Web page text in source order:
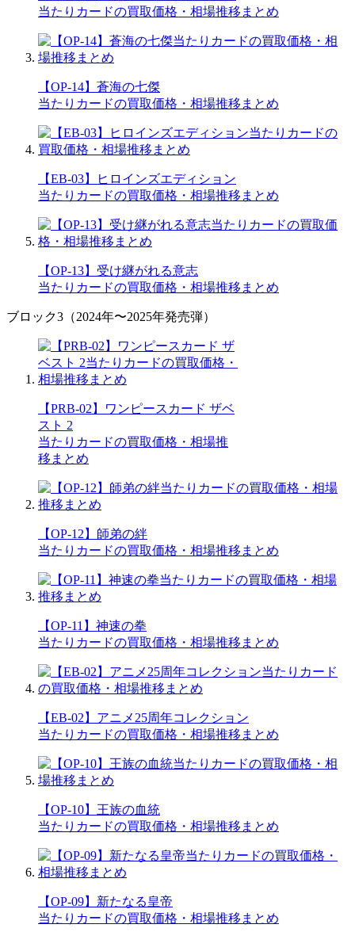
当たりカードの買取価格・相場推移まとめ
【OP-14】蒼海の七傑
当たりカードの買取価格・相場推移まとめ
【EB-03】ヒロインズエディション
当たりカードの買取価格・相場推移まとめ
【OP-13】受け継がれる意志
当たりカードの買取価格・相場推移まとめ
ブロック3（2024年〜2025年発売弾）
【PRB-02】ワンピースカード ザベ
スト 2
当たりカードの買取価格・相場推
移まとめ
【OP-12】師弟の絆
当たりカードの買取価格・相場推移まとめ
【OP-11】神速の拳
当たりカードの買取価格・相場推移まとめ
【EB-02】アニメ25周年コレクション
当たりカードの買取価格・相場推移まとめ
【OP-10】王族の血統
当たりカードの買取価格・相場推移まとめ
【OP-09】新たなる皇帝
当たりカードの買取価格・相場推移まとめ